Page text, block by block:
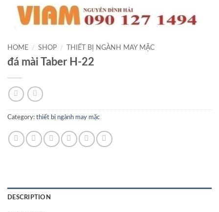
HOME / SHOP / THIẾT BỊ NGÀNH MAY MẶC
đá mài Taber H-22
Category: thiết bị ngành may mặc
DESCRIPTION